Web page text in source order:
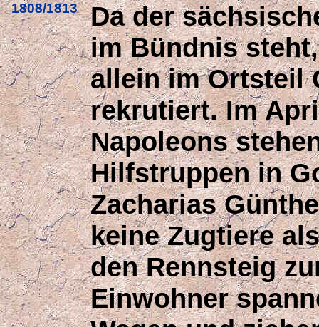
1808/1813
Da der
im Bündnis
allein im Ortsteil
rekrutiert. Im
Napoleons
Hilfstruppen in
Zacharias
keine Zugtiere
den Rennsteig
Einwohner